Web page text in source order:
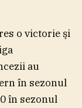
o victorie şi
au
în sezonul
în sezonul